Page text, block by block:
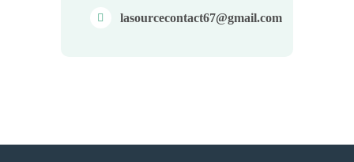
lasourcecontact67@gmail.com